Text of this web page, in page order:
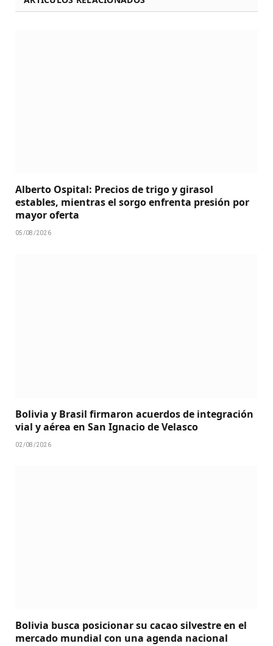
Alberto Ospital: Precios de trigo y girasol
estables, mientras el sorgo enfrenta presión por
mayor oferta
05/08/2026
Bolivia y Brasil firmaron acuerdos de integración
vial y aérea en San Ignacio de Velasco
02/08/2026
Bolivia busca posicionar su cacao silvestre en el
mercado mundial con una agenda nacional